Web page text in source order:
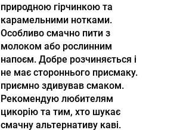
природною гірчинкою та
карамельними нотками.
Особливо смачно пити з
молоком або рослинним
напоєм. Добре розчиняється і
не має стороннього присмаку.
приємно здивував смаком.
Рекомендую любителям
цикорію та тим, хто шукає
смачну альтернативу каві.